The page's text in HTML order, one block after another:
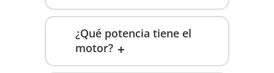
¿Qué potencia tiene el
motor?